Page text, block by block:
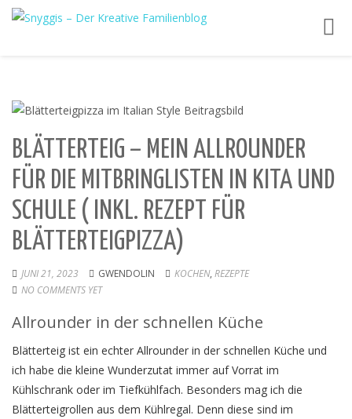
BLÄTTERTEIG – MEIN ALLROUNDER
FÜR DIE MITBRINGLISTEN IN KITA UND
SCHULE ( INKL. REZEPT FÜR
BLÄTTERTEIGPIZZA)
JUNI 21, 2023 GWENDOLIN KOCHEN, REZEPTE
NO COMMENTS YET
Allrounder in der schnellen Küche
Blätterteig ist ein echter Allrounder in der schnellen Küche und
ich habe die kleine Wunderzutat immer auf Vorrat im
Kühlschrank oder im Tiefkühlfach. Besonders mag ich die
Blätterteigrollen aus dem Kühlregal. Denn diese sind im